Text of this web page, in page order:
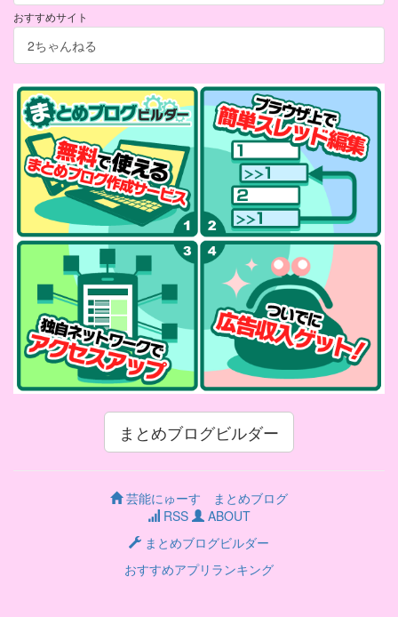
おすすめサイト
2ちゃんねる
まとめブログビルダー
芸能にゅーす まとめブログ
RSS
ABOUT
まとめブログビルダー
おすすめアプリランキング